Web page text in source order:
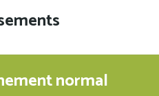
Organigramme
normal